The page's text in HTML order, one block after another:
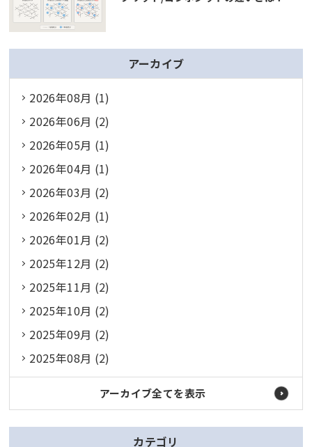
アーカイブ
2026年08月 (1)
2026年06月 (2)
2026年05月 (1)
2026年04月 (1)
2026年03月 (2)
2026年02月 (1)
2026年01月 (2)
2025年12月 (2)
2025年11月 (2)
2025年10月 (2)
2025年09月 (2)
2025年08月 (2)
アーカイブ全てを表示
カテゴリ